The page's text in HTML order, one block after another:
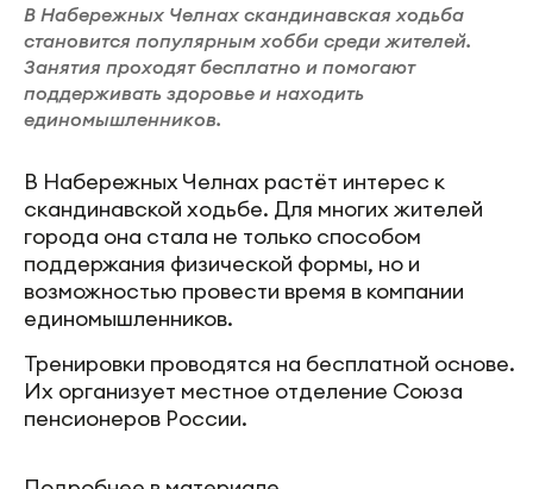
В Набережных Челнах скандинавская ходьба
становится популярным хобби среди жителей.
Занятия проходят бесплатно и помогают
поддерживать здоровье и находить
единомышленников.
В Набережных Челнах растёт интерес к
скандинавской ходьбе. Для многих жителей
города она стала не только способом
поддержания физической формы, но и
возможностью провести время в компании
единомышленников.
Тренировки проводятся на бесплатной основе.
Их организует местное отделение Союза
пенсионеров России.